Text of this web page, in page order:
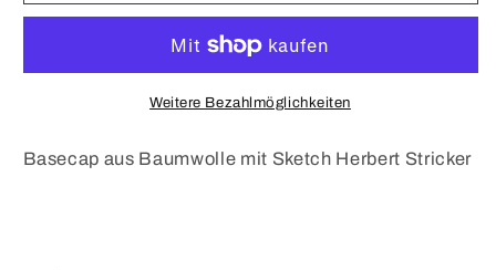
The
Blau
by
The
Nose
Blau
Weitere Bezahlmöglichkeiten
Basecap aus Baumwolle mit Sketch Herbert Stricker